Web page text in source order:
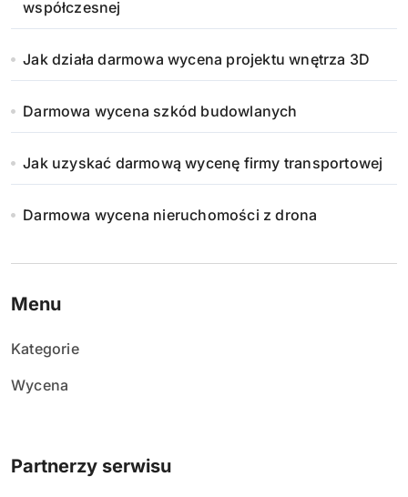
współczesnej
Jak działa darmowa wycena projektu wnętrza 3D
Darmowa wycena szkód budowlanych
Jak uzyskać darmową wycenę firmy transportowej
Darmowa wycena nieruchomości z drona
Menu
Kategorie
Wycena
Partnerzy serwisu